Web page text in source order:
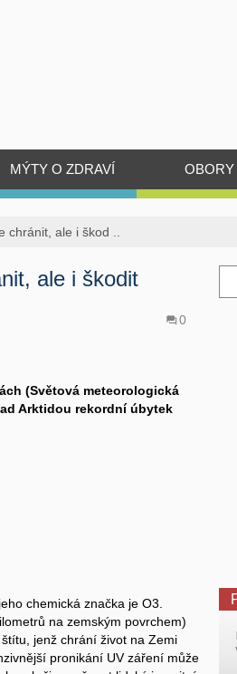
MÝTY O ZDRAVÍ OBORY
chránit, ale i škod ..
ale i škodit
0
(Světová meteorologická
Arktidou rekordní úbytek
chemická značka je O3.
na zemským povrchem)
jenž chrání život na Zemi
pronikání UV záření může